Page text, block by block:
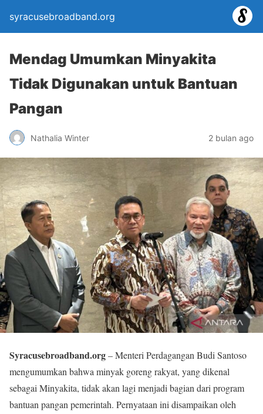
syracusebroadband.org
Mendag Umumkan Minyakita
Tidak Digunakan untuk Bantuan
Pangan
Nathalia Winter 2 bulan ago
Syracusebroadband.org– Menteri Perdagangan Budi Santoso
mengumumkan bahwa minyak goreng rakyat, yang dikenal
sebagai Minyakita, tidak akan lagi menjadi bagian dari program
bantuan pangan pemerintah. Pernyataan ini disampaikan oleh